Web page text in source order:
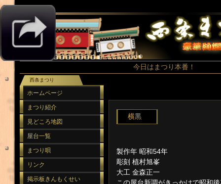
今日はまつり本番！
西条まつり
ホームページ
まつり紹介
見どころ地図
屋台一覧
まつり唄
リンク
掲示板きんもくせい
横黒
製作年 昭和54年
彫刻 植村旭峯
大工 金森正一